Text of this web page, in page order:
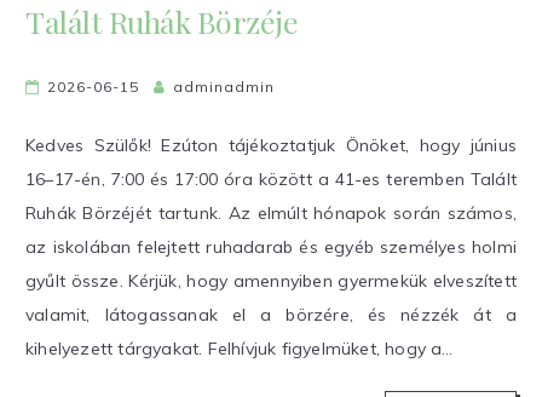
Talált Ruhák Börzéje
2026-06-15 adminadmin
Kedves Szülők! Ezúton tájékoztatjuk Önöket, hogy június
16–17-én, 7:00 és 17:00 óra között a 41-es teremben Talált
Ruhák Börzéjét tartunk. Az elmúlt hónapok során számos,
az iskolában felejtett ruhadarab és egyéb személyes holmi
gyűlt össze. Kérjük, hogy amennyiben gyermekük elveszített
valamit, látogassanak el a börzére, és nézzék át a
kihelyezett tárgyakat. Felhívjuk figyelmüket, hogy a…